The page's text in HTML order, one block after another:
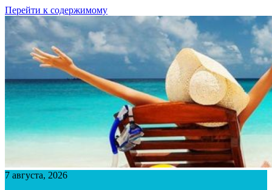
Перейти к содержимому
7 августа, 2026